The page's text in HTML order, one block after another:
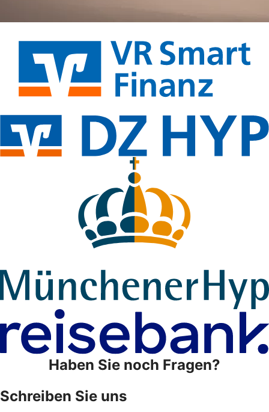
Haben Sie noch Fragen?
Schreiben Sie uns